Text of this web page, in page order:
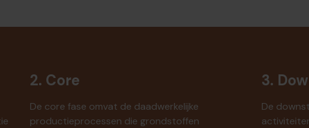
2. Core
De core fase omvat de daadwerkelijke
productieprocessen die grondstoffen
3.
De